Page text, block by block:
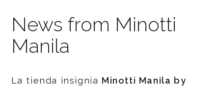
News from Minotti
Manila
La tienda insignia Minotti Manila by